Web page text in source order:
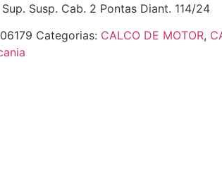
Susp. Cab. 2 Pontas Diant. 114/24
Categorias: CALCO DE MOTOR,